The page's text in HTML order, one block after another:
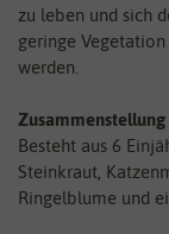
zu leben und sich
geringe
werden.
Zusammenstellung
Besteht aus 6
Steinkraut,
Ringelblume und